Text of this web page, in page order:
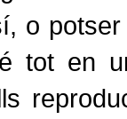
o potser
tot en